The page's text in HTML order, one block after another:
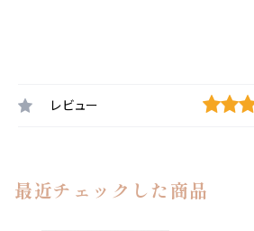
レビュー
最近チェックした商品